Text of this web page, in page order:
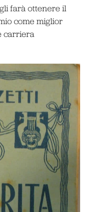
farà ottenere il
come miglior
carriera